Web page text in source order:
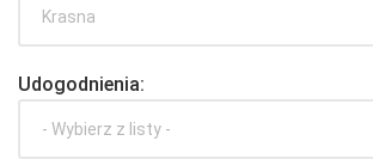
Udogodnienia:
- Wybierz z listy -